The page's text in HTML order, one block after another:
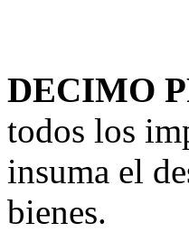
DECIMO
todos los
insuma el
bienes.